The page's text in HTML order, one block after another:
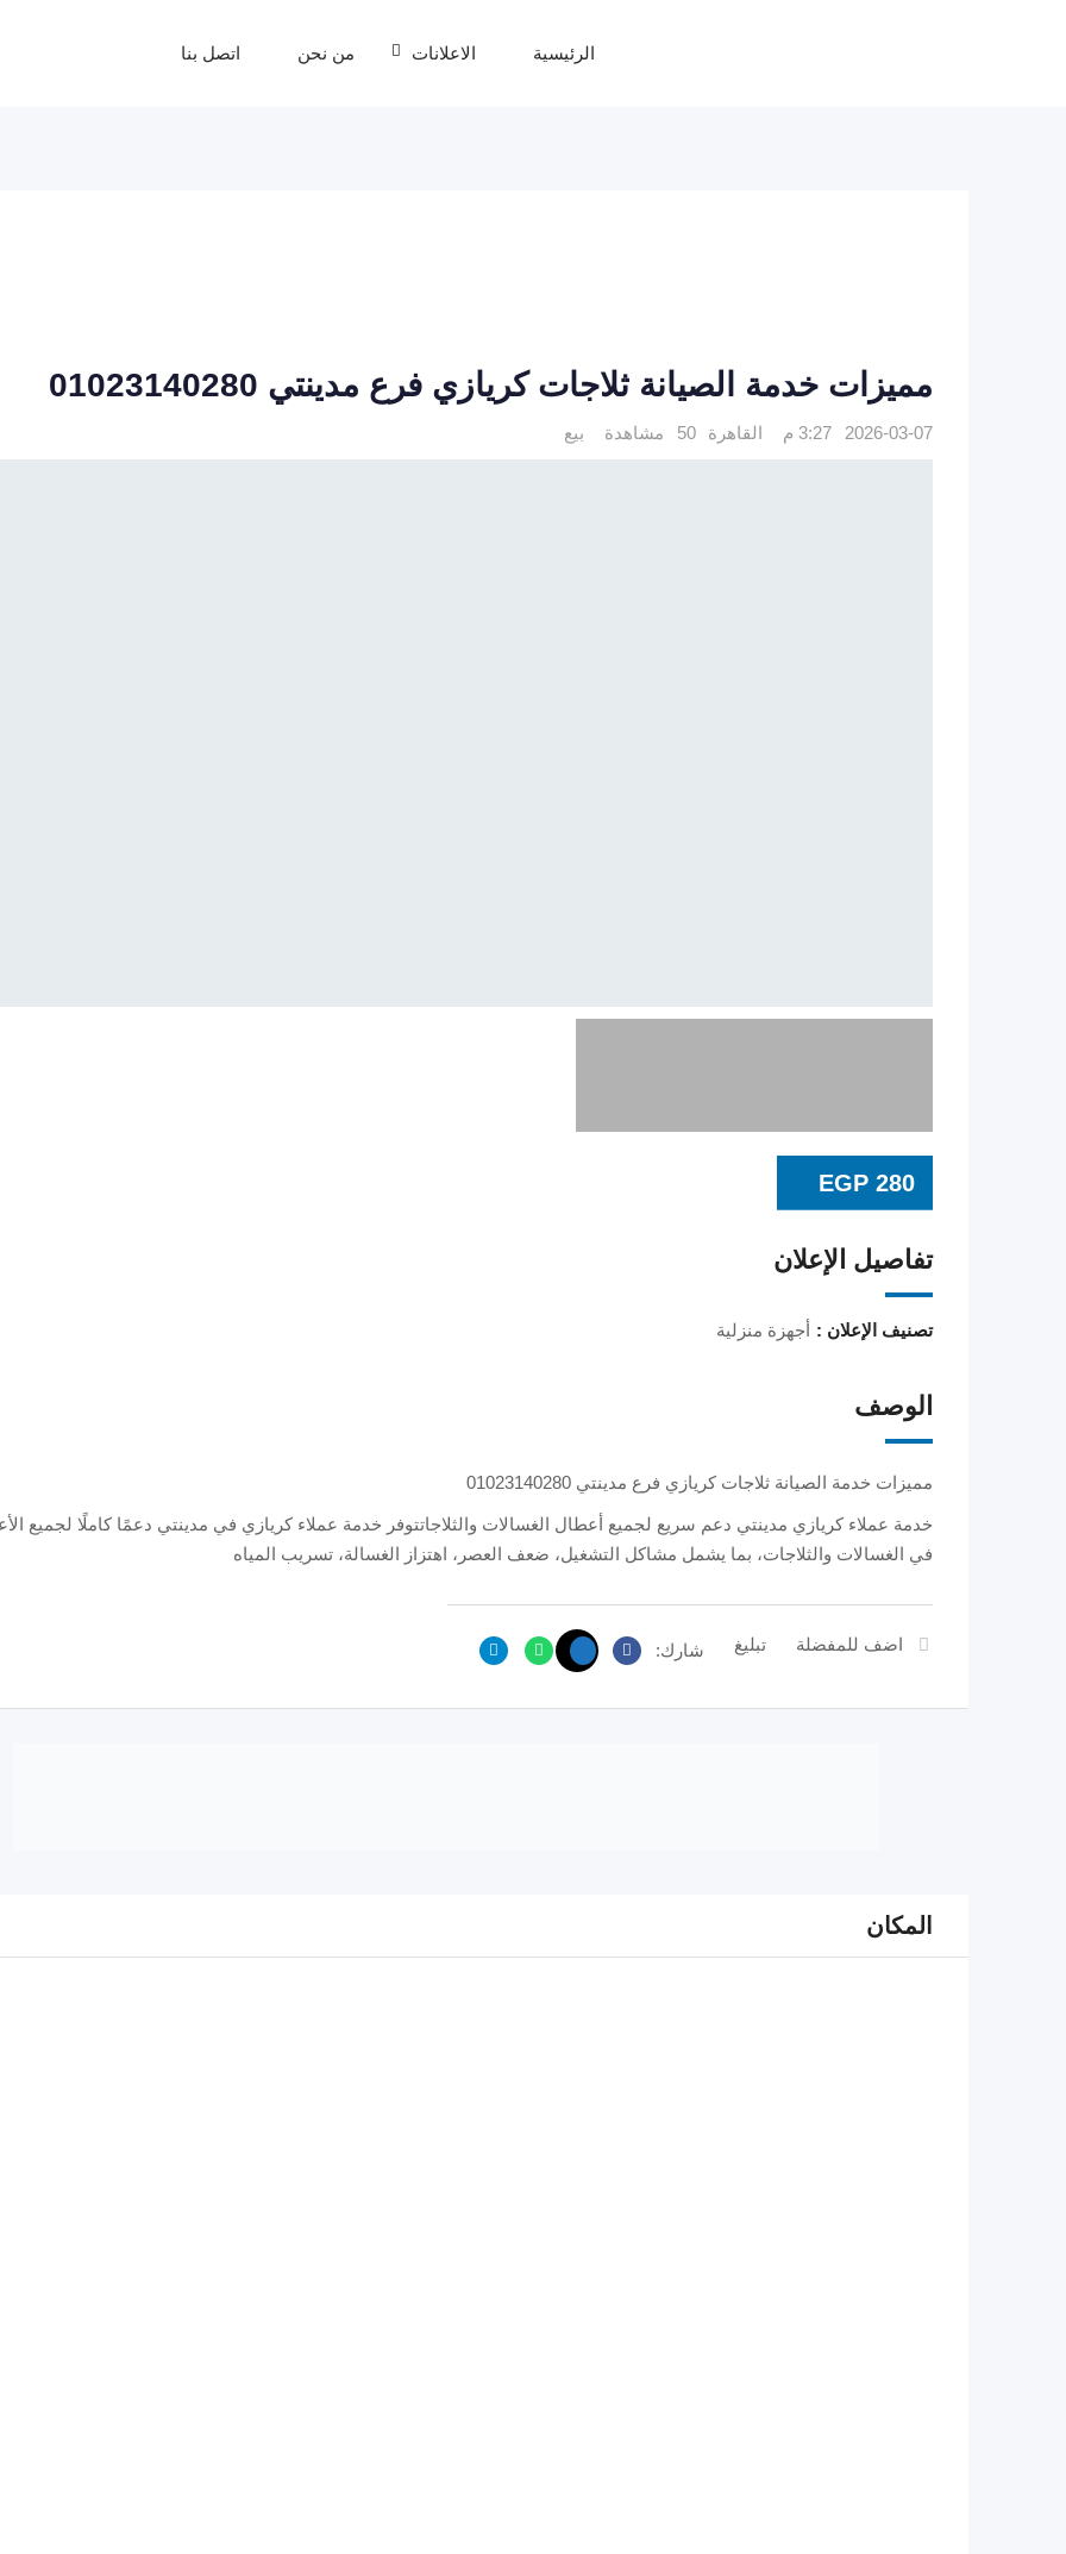
الرئيسية الاعلانات من نحن اتصل بنا
مميزات خدمة الصيانة ثلاجات كريازي فرع مدينتي 01023140280
2026-03-07 3:27 م القاهرة 50 مشاهدة بيع
EGP 280
تفاصيل الإعلان
تصنيف الإعلان : أجهزة منزلية
الوصف
مميزات خدمة الصيانة ثلاجات كريازي فرع مدينتي 01023140280
خدمة عملاء كريازي مدينتي دعم سريع لجميع أعطال الغسالات والثلاجاتتوفر خدمة عملاء كريازي في مدينتي دعمًا كاملًا لجميع
في الغسالات والثلاجات، بما يشمل مشاكل التشغيل، ضعف العصر، اهتزاز الغسالة، تسريب المياه
اضف للمفضلة تبليغ شارك:
المكان